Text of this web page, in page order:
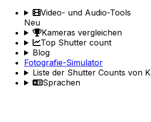
Video- und Audio-Tools
Neu
Kameras vergleichen
Top Shutter count
Blog
Fotografie-Simulator
Liste der Shutter Counts von
Sprachen